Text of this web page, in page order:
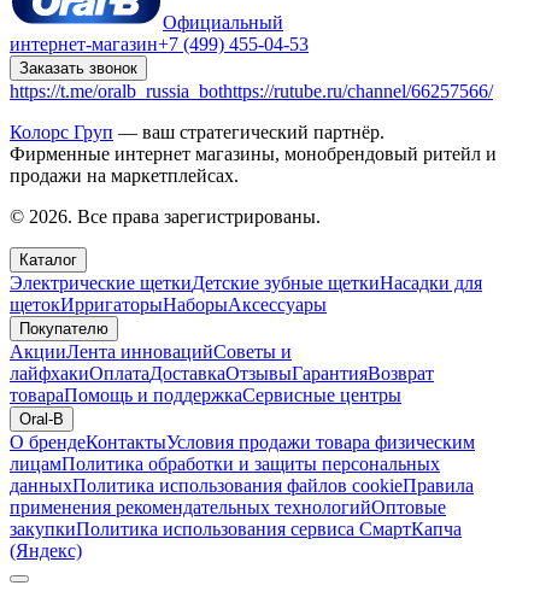
Официальный
интернет-магазин+7 (499) 455-04-53
Заказать звонок
https://t.me/oralb_russia_bothttps://rutube.ru/channel/66257566/
Колорс Груп — ваш стратегический партнёр.
Фирменные интернет магазины, монобрендовый ритейл и
продажи на маркетплейсах.
© 2026. Все права зарегистрированы.
Каталог
Электрические щеткиДетские зубные щеткиНасадки для
щетокИрригаторыНаборыАксессуары
Покупателю
АкцииЛента инновацийСоветы и
лайфхакиОплатаДоставкаОтзывыГарантияВозврат
товараПомощь и поддержкаСервисные центры
Oral-B
О брендеКонтактыУсловия продажи товара физическим
лицамПолитика обработки и защиты персональных
данныхПолитика использования файлов cookieПравила
применения рекомендательных технологийОптовые
закупкиПолитика использования сервиса СмартКапча
(Яндекс)